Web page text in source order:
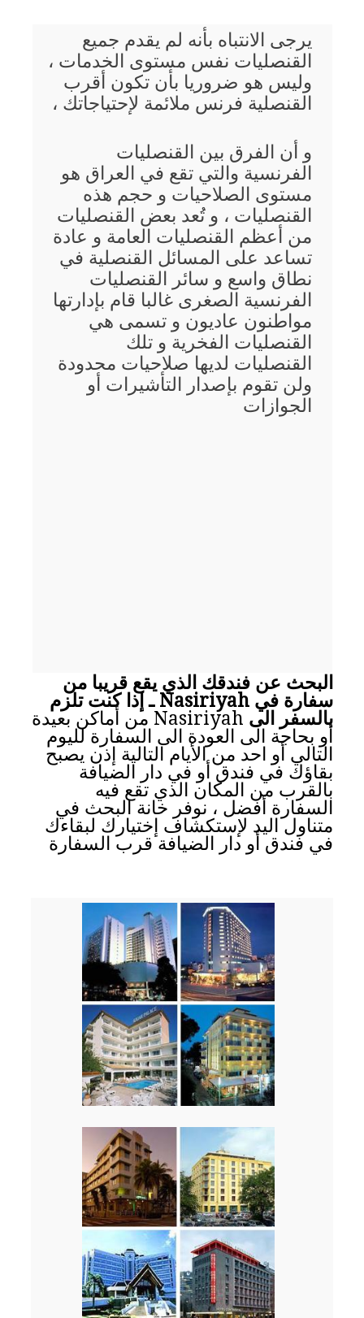
يرجى الانتباه بأنه لم يقدم جميع
القنصليات نفس مستوى الخدمات ،
وليس هو ضروريا بأن تكون أقرب
القنصلية فرنس ملائمة لإحتياجاتك ،
و أن الفرق بين القنصليات
الفرنسية والتي تقع في العراق هو
مستوى الصلاحيات و حجم هذه
القنصليات ، و تُعد بعض القنصليات
من أعظم القنصليات العامة و عادة
تساعد على المسائل القنصلية في
نطاق واسع و سائر القنصليات
الفرنسية الصغرى غالبا قام بإدارتها
مواطنون عاديون و تسمى هي
القنصليات الفخرية و تلك
القنصليات لديها صلاحيات محدودة
ولن تقوم بإصدار التأشيرات أو
الجوازات
البحث عن فندقك الذي يقع قريبا من
سفارة في Nasiriyah ـ إذا كنت تلزم
بالسفر الى
Nasiriyah من أماكن بعيدة
أو بحاجة الى العودة الى السفارة لليوم
التالي أو احد من الأيام التالية إذن يصبح
بقاؤك في فندق أو في دار الضيافة
بالقرب من المكان الذي تقع فيه
السفارة أفضل ، نوفر خانة البحث في
متناول اليد لإستكشاف إختيارك لبقاءك
في فندق أو دار الضيافة قرب السفارة